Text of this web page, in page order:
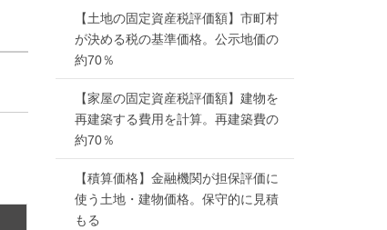
【土地の固定資産税評価額】市町村
が決める税の基準価格。公示地価の
約70％
【家屋の固定資産税評価額】建物を
再建築する費用を計算。再建築費の
約70％
【積算価格】金融機関が担保評価に
使う土地・建物価格。保守的に見積
もる